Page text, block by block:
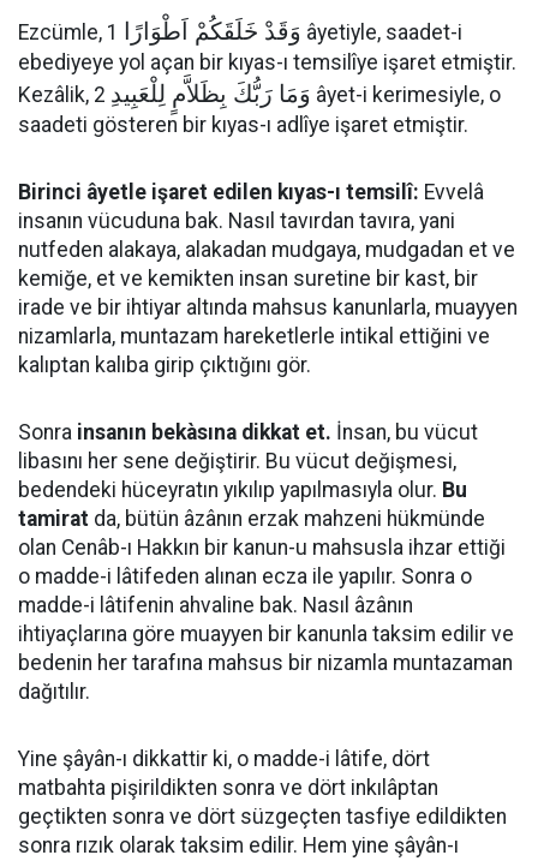
Ezcümle, 1 وَقَدْ خَلَقَكُمْ اَطْوَارًا âyetiyle, saadet-i
ebediyeye yol açan bir kıyas-ı temsilîye işaret etmiştir.
Kezâlik, 2 وَمَا رَبُّكَ بِظَلاَّمٍ لِلْعَبِيدِ âyet-i kerimesiyle, o
saadeti gösteren bir kıyas-ı adlîye işaret etmiştir.
Birinci âyetle işaret edilen kıyas-ı temsilî: Evvelâ
insanın vücuduna bak. Nasıl tavırdan tavıra, yani
nutfeden alakaya, alakadan mudgaya, mudgadan et ve
kemiğe, et ve kemikten insan suretine bir kast, bir
irade ve bir ihtiyar altında mahsus kanunlarla, muayyen
nizamlarla, muntazam hareketlerle intikal ettiğini ve
kalıptan kalıba girip çıktığını gör.
Sonra insanın bekàsına dikkat et. İnsan, bu vücut
libasını her sene değiştirir. Bu vücut değişmesi,
bedendeki hüceyratın yıkılıp yapılmasıyla olur. Bu
tamirat da, bütün âzânın erzak mahzeni hükmünde
olan Cenâb-ı Hakkın bir kanun-u mahsusla ihzar ettiği
o madde-i lâtifeden alınan ecza ile yapılır. Sonra o
madde-i lâtifenin ahvaline bak. Nasıl âzânın
ihtiyaçlarına göre muayyen bir kanunla taksim edilir ve
bedenin her tarafına mahsus bir nizamla muntazaman
dağıtılır.
Yine şâyân-ı dikkattir ki, o madde-i lâtife, dört
matbahta pişirildikten sonra ve dört inkılâptan
geçtikten sonra ve dört süzgeçten tasfiye edildikten
sonra rızık olarak taksim edilir. Hem yine şâyân-ı